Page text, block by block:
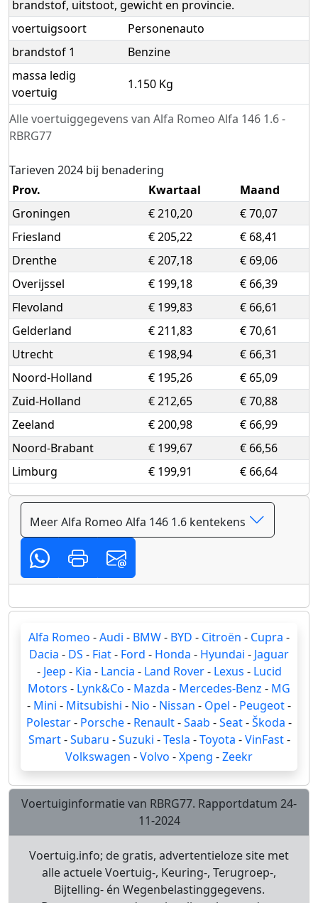
Alle voertuiggegevens van Alfa Romeo Alfa 146 1.6 -
RBRG77
brandstof, uitstoot, gewicht en provincie.
voertuigsoort
Personenauto
brandstof 1
Benzine
massa ledig
voertuig
1.150 Kg
Tarieven 2024 bij benadering
Prov.
Kwartaal
Maand
Groningen
€ 210,20
€ 70,07
Friesland
€ 205,22
€ 68,41
Drenthe
€ 207,18
€ 69,06
Overijssel
€ 199,18
€ 66,39
Flevoland
€ 199,83
€ 66,61
Gelderland
€ 211,83
€ 70,61
Utrecht
€ 198,94
€ 66,31
Noord-Holland
€ 195,26
€ 65,09
Zuid-Holland
€ 212,65
€ 70,88
Zeeland
€ 200,98
€ 66,99
Noord-Brabant
€ 199,67
€ 66,56
Limburg
€ 199,91 € 66,64
Meer Alfa Romeo Alfa 146 1.6 kentekens
Alfa Romeo -Audi - BMW- BYD - Citroën - Cupra -
Dacia - DS - Fiat- Ford - Honda - Hyundai - Jaguar
- Jeep - Kia - Lancia - Land Rover- Lexus - Lucid
Motors - Lynk&Co - Mazda - Mercedes-Benz - MG
- Mini - Mitsubishi - Nio - Nissan - Opel - Peugeot-
Polestar- Porsche- Renault-Saab -Seat-Škoda -
Smart-Subaru -Suzuki -Tesla -Toyota -VinFast-
Volkswagen -Volvo -Xpeng -Zeekr
Voertuiginformatie van RBRG77. Rapportdatum 24-
11-2024
Voertuig.info; de gratis, advertentieloze site met
alle actuele Voertuig-, Keuring-, Terugroep-,
Bijtelling- én Wegenbelastinggegevens.